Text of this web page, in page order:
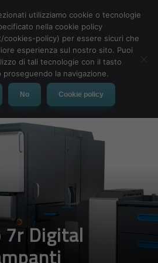
MENU
7r Digital
utilizziamo cookie o tecnologie
nella cookie policy
policy) per essere sicuri che
esperienza sul nostro sito. Puoi
di tali tecnologie con il tasto
proseguendo la navigazione.
No Cookie policy